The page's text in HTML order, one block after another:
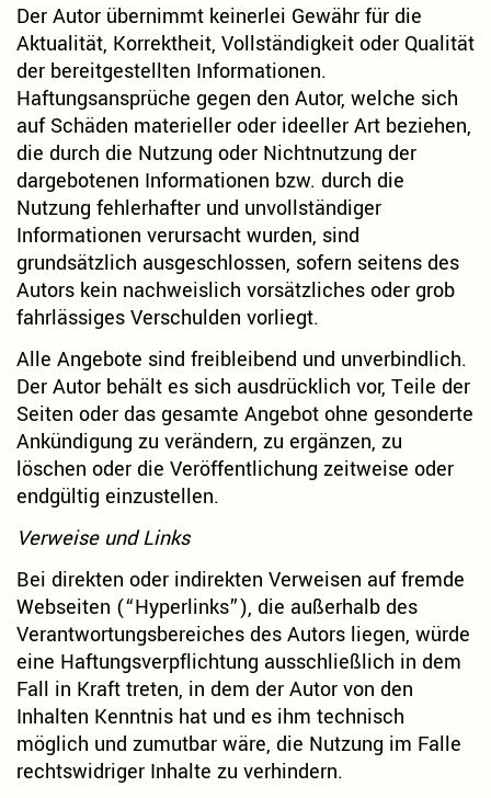
Der Autor übernimmt keinerlei Gewähr für die
Aktualität, Korrektheit, Vollständigkeit oder Qualität
der bereitgestellten Informationen.
Haftungsansprüche gegen den Autor, welche sich
auf Schäden materieller oder ideeller Art beziehen,
die durch die Nutzung oder Nichtnutzung der
dargebotenen Informationen bzw. durch die
Nutzung fehlerhafter und unvollständiger
Informationen verursacht wurden, sind
grundsätzlich ausgeschlossen, sofern seitens des
Autors kein nachweislich vorsätzliches oder grob
fahrlässiges Verschulden vorliegt.
Alle Angebote sind freibleibend und unverbindlich.
Der Autor behält es sich ausdrücklich vor, Teile der
Seiten oder das gesamte Angebot ohne gesonderte
Ankündigung zu verändern, zu ergänzen, zu
löschen oder die Veröffentlichung zeitweise oder
endgültig einzustellen.
Verweise und Links
Bei direkten oder indirekten Verweisen auf fremde
Webseiten (“Hyperlinks”), die außerhalb des
Verantwortungsbereiches des Autors liegen, würde
eine Haftungsverpflichtung ausschließlich in dem
Fall in Kraft treten, in dem der Autor von den
Inhalten Kenntnis hat und es ihm technisch
möglich und zumutbar wäre, die Nutzung im Falle
rechtswidriger Inhalte zu verhindern.